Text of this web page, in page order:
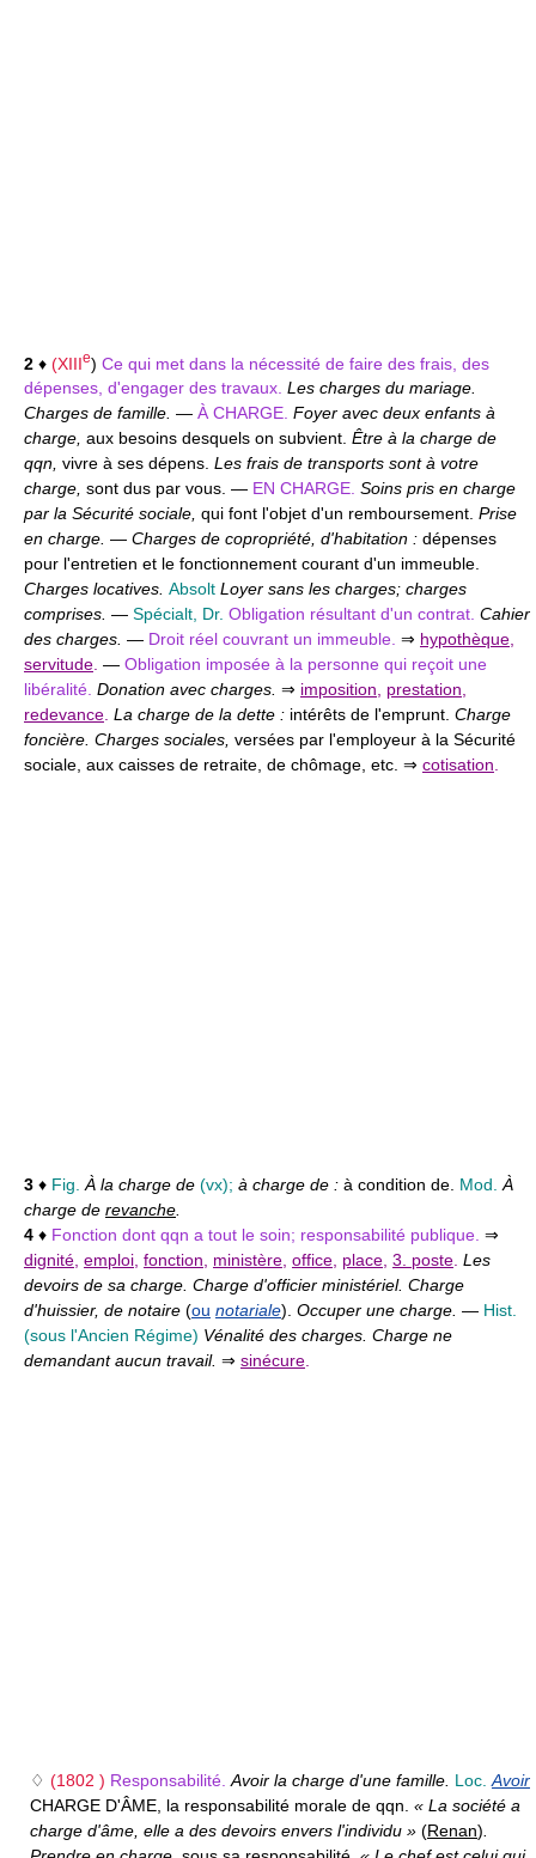
2 ♦ (XIIIe) Ce qui met dans la nécessité de faire des frais, des
dépenses, d'engager des travaux. Les charges du mariage.
Charges de famille. — À CHARGE. Foyer avec deux enfants à
charge, aux besoins desquels on subvient. Être à la charge de
qqn, vivre à ses dépens. Les frais de transports sont à votre
charge, sont dus par vous. — EN CHARGE. Soins pris en charge
par la Sécurité sociale, qui font l'objet d'un remboursement. Prise
en charge. — Charges de copropriété, d'habitation : dépenses
pour l'entretien et le fonctionnement courant d'un immeuble.
Charges locatives. Absolt Loyer sans les charges; charges
comprises. — Spécialt, Dr. Obligation résultant d'un contrat. Cahier
des charges. — Droit réel couvrant un immeuble. ⇒ hypothèque,
servitude. — Obligation imposée à la personne qui reçoit une
libéralité. Donation avec charges. ⇒ imposition, prestation,
redevance. La charge de la dette : intérêts de l'emprunt. Charge
foncière. Charges sociales, versées par l'employeur à la Sécurité
sociale, aux caisses de retraite, de chômage, etc. ⇒ cotisation.
3 ♦ Fig. À la charge de (vx); à charge de : à condition de. Mod. À
charge de revanche.
4 ♦ Fonction dont qqn a tout le soin; responsabilité publique. ⇒
dignité, emploi, fonction, ministère, office, place, 3. poste. Les
devoirs de sa charge. Charge d'officier ministériel. Charge
d'huissier, de notaire (ou notariale). Occuper une charge. — Hist.
(sous l'Ancien Régime) Vénalité des charges. Charge ne
demandant aucun travail. ⇒ sinécure.
♢ (1802 ) Responsabilité.Avoir la charge d'une famille. Loc. Avoir
CHARGE D'ÂME, la responsabilité morale de qqn. « La société a
charge d'âme, elle a des devoirs envers l'individu » (Renan).